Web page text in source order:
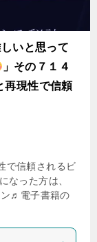
いと思って
」その７１４
現性で信頼
で信頼されるビ
った方は、
ン♬電子書籍の